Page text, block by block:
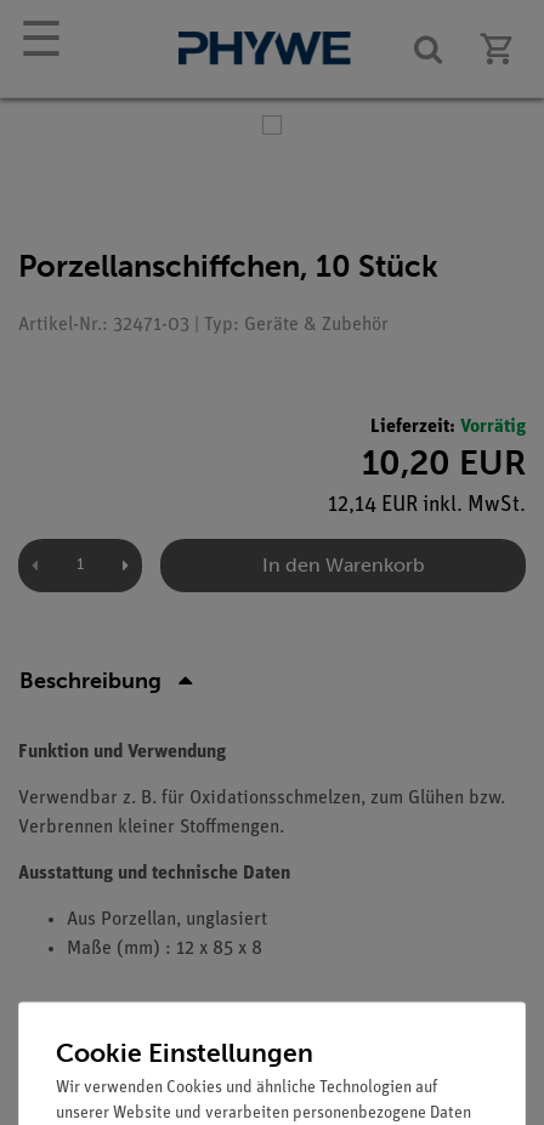
☰
Porzellanschiffchen, 10 Stück
Artikel-Nr.: 32471-03 | Typ: Geräte & Zubehör
Lieferzeit: Vorrätig
10,20 EUR
12,14 EUR inkl. MwSt.
In den Warenkorb
Beschreibung
Funktion und Verwendung
Verwendbar z. B. für Oxidationsschmelzen, zum Glühen bzw.
Verbrennen kleiner Stoffmengen.
Ausstattung und technische Daten
Aus Porzellan, unglasiert
Maße (mm) : 12 x 85 x 8
Versandkostenfrei ab 300,- €
Cookie Einstellungen
Wir verwenden Cookies und ähnliche Technologien auf
unserer Website und verarbeiten personenbezogene Daten